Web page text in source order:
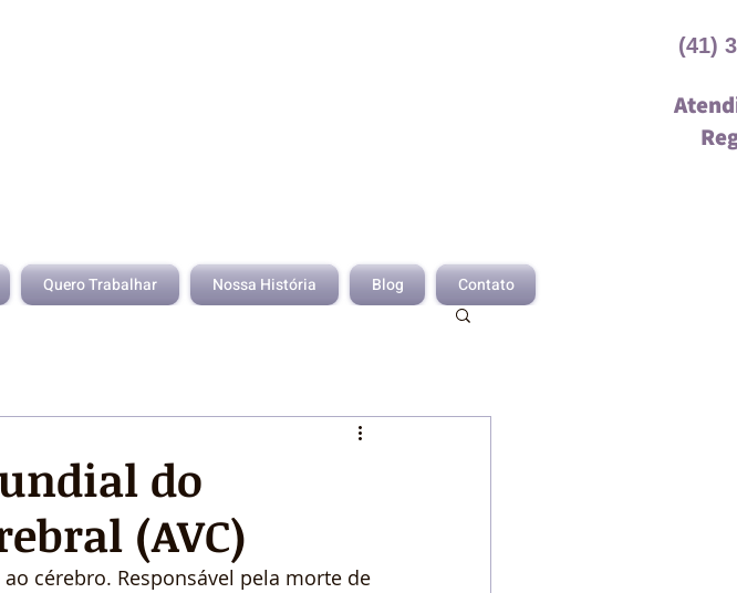
(41)
Quero Trabalhar Nossa História Blog Contato
do
(AVC)
cérebro. Responsável pela morte de